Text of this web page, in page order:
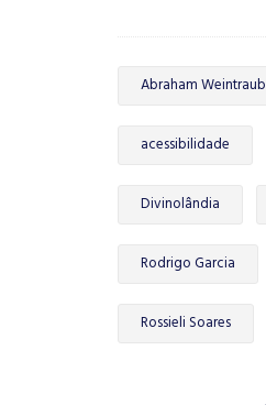
Abraham Weintraub
acessibilidade
Divinolândia
Rodrigo Garcia
Rossieli Soares